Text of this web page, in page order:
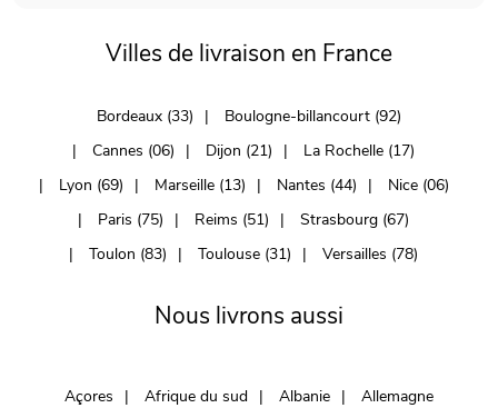
Villes de livraison en France
Bordeaux (33)
Boulogne-billancourt (92)
Cannes (06)
Dijon (21)
La Rochelle (17)
Lyon (69)
Marseille (13) Nantes (44)
Nice (06)
Paris (75)
Reims (51)
Strasbourg (67)
Toulon (83)
Toulouse (31) Versailles (78)
Nous livrons aussi
Açores Afrique du sud Albanie
Allemagne